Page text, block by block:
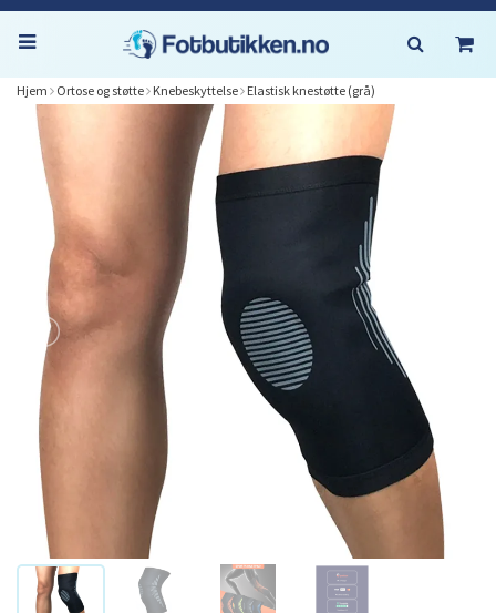
Hjem Ortose og støtte Knebeskyttelse Elastisk knestøtte (grå)